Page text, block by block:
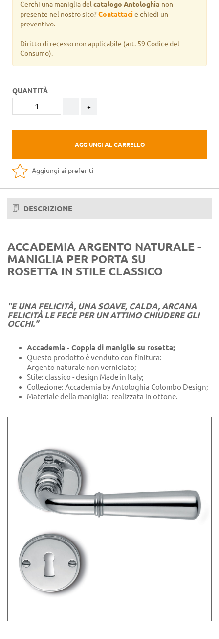
Cerchi una maniglia del catalogo Antologhia non
presente nel nostro sito?Contattacie chiedi un
preventivo.
Diritto di recesso non applicabile (art. 59 Codice del
Consumo).
QUANTITÀ
- +
AGGIUNGI AL CARRELLO
Aggiungi ai preferiti
DESCRIZIONE
ACCADEMIA ARGENTO NATURALE -
MANIGLIA PER PORTA SU
ROSETTA IN STILE CLASSICO
"E UNA FELICITÀ, UNA SOAVE, CALDA, ARCANA
FELICITÀ LE FECE PER UN ATTIMO CHIUDERE GLI
OCCHI."
Accademia - Coppia di maniglie su rosetta;
Questo prodotto è venduto con finitura:
Argento naturale non verniciato;
Stile: classico - design Made in Italy;
Collezione: Accademia by Antologhia Colombo Design;
Materiale della maniglia: realizzata in ottone.